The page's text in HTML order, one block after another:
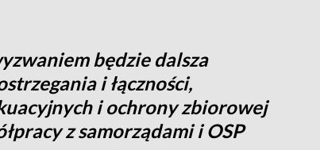
będzie dalsza
i łączności,
i ochrony zbiorowej
z samorządami i OSP